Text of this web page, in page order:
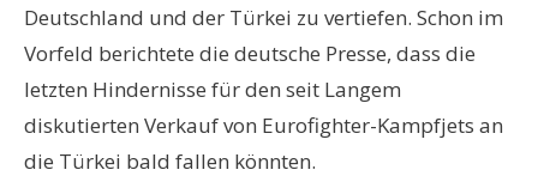
Deutschland und der Türkei zu vertiefen. Schon im
Vorfeld berichtete die deutsche Presse, dass die
letzten Hindernisse für den seit Langem
diskutierten Verkauf von Eurofighter-Kampfjets an
die Türkei bald fallen könnten.